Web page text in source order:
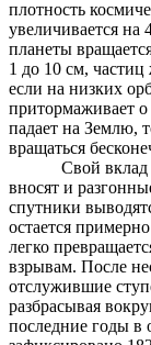
плотность
увеличивается на
планеты
1 до 10 см,
если на низких
притормаживает
падает на Землю,
вращаться
Свой вклад в
вносят и
спутники
остается
легко
взрывам. После
отслужившие
разбрасывая
последние годы в